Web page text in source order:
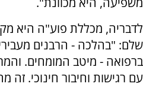
לדבריה, מכללת פוע"ה היא
שלם: "בהלכה - הרבנים
ברפואה - מיטב המומחים.
עם רגישות וחיבור חינוכי.